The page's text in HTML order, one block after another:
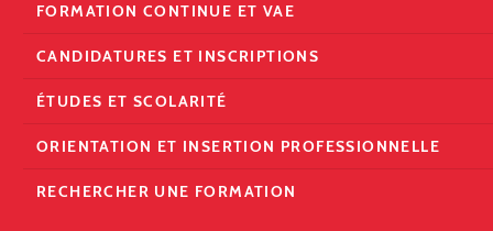
FORMATION CONTINUE ET VAE
CANDIDATURES ET INSCRIPTIONS
ÉTUDES ET SCOLARITÉ
ORIENTATION ET INSERTION PROFESSIONNELLE
RECHERCHER UNE FORMATION